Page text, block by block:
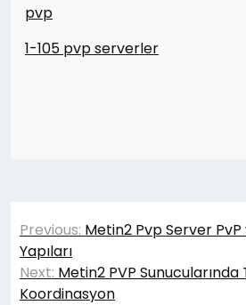
pvp
1-105 pvp serverler
Yazı
gezinmesi
Previous: Metin2 Pvp Server
Yapıları
Next: Metin2 PVP Sunucularında
Koordinasyon